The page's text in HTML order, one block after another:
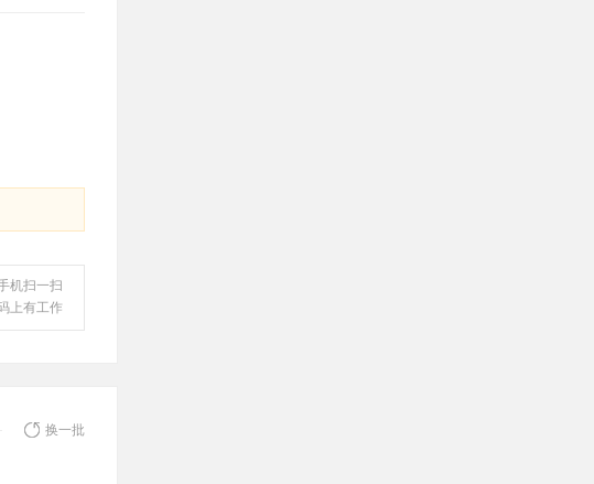
机扫一扫
上有工作
换一批